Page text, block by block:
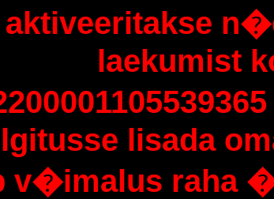
aktiveeritakse
laekumist
lisada
v�imalus raha